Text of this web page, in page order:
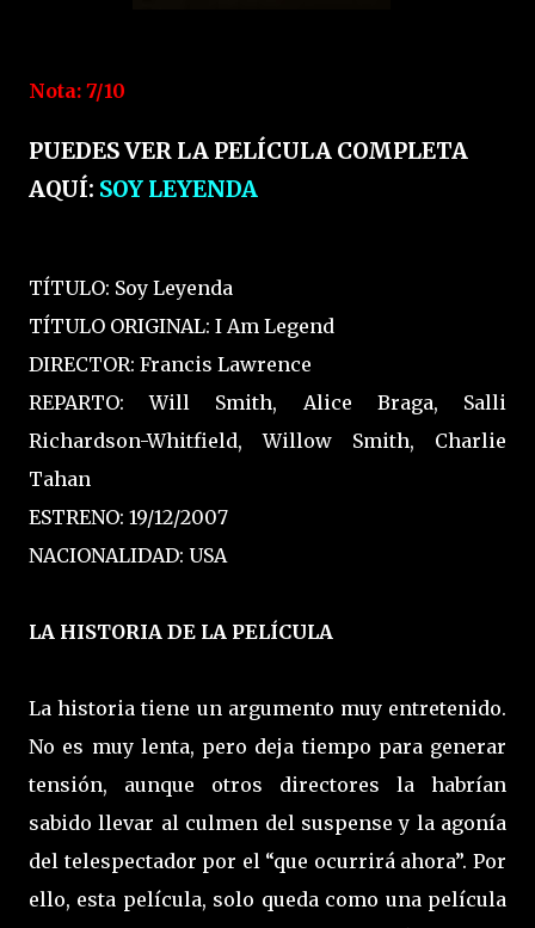
Nota: 7/10
PUEDES VER LA PELÍCULA COMPLETA
AQUÍ: SOY LEYENDA
TÍTULO: Soy Leyenda
TÍTULO ORIGINAL: I Am Legend
DIRECTOR: Francis Lawrence
REPARTO: Will Smith, Alice Braga, Salli
Richardson-Whitfield, Willow Smith, Charlie
Tahan
ESTRENO: 19/12/2007
NACIONALIDAD: USA
LA HISTORIA DE LA PELÍCULA
La historia tiene un argumento muy entretenido.
No es muy lenta, pero deja tiempo para generar
tensión, aunque otros directores la habrían
sabido llevar al culmen del suspense y la agonía
del telespectador por el “que ocurrirá ahora”. Por
ello, esta película, solo queda como una película